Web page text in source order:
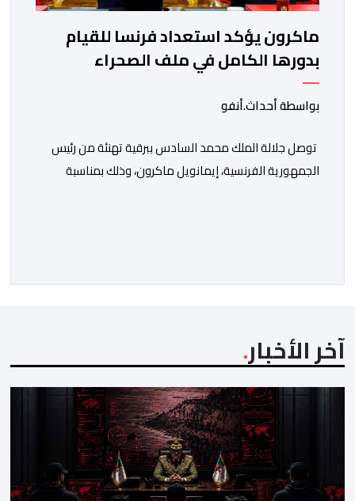
ماكرون يؤكد استعداد فرنسا للقيام
بدورها الكامل في ملف الصحراء
بواسطة أحداث.أنفو
توصل جلالة الملك محمد السادس ببرقية تهنئة من رئيس
الجمهورية الفرنسية، إيمانويل ماكرون، وذلك بمناسبة
الرئيس الفرنسي “لا يساورني أي شك في أن […]
آخر الأخبار